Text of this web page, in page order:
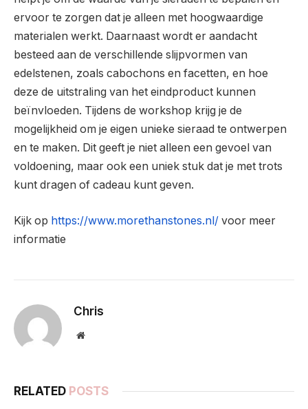
ervoor te zorgen dat je alleen met hoogwaardige
materialen werkt. Daarnaast wordt er aandacht
besteed aan de verschillende slijpvormen van
edelstenen, zoals cabochons en facetten, en hoe
deze de uitstraling van het eindproduct kunnen
beïnvloeden. Tijdens de workshop krijg je de
mogelijkheid om je eigen unieke sieraad te ontwerpen
en te maken. Dit geeft je niet alleen een gevoel van
voldoening, maar ook een uniek stuk dat je met trots
kunt dragen of cadeau kunt geven.
Kijk op https://www.morethanstones.nl/ voor meer
informatie
Chris
Website
RELATED POSTS